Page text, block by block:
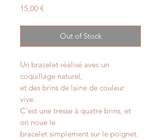
15,00 €Price
Out of Stock
Un bracelet réalisé avec un
coquillage naturel,
et des brins de laine de couleur
vive.
C'est une tresse à quatre brins, et
on noue le
bracelet simplement sur le poignet.